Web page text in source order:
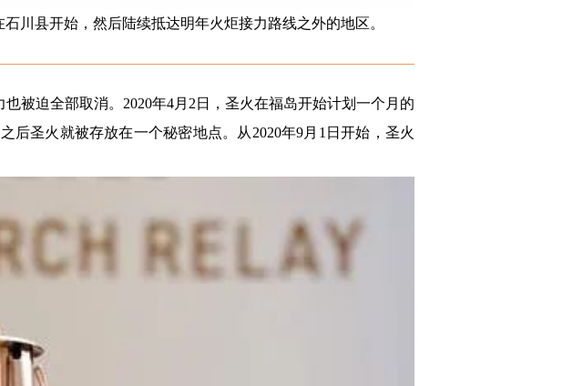
川县开始，然后陆续抵达明年火炬接力路线之外的地区。
被迫全部取消。2020年4月2日，圣火在福岛开始计划一个月的
圣火就被存放在一个秘密地点。从2020年9月1日开始，圣火